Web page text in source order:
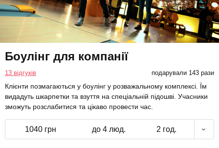
Боулінг для компанії
13 відгуків подарували 143 рази
Клієнти позмагаються у боулінг у розважальному комплексі. Їм
видадуть шкарпетки та взуття на спеціальній підошві. Учасники
зможуть розслабитися та цікаво провести час.
1040 грн до 4 люд. 2 год.